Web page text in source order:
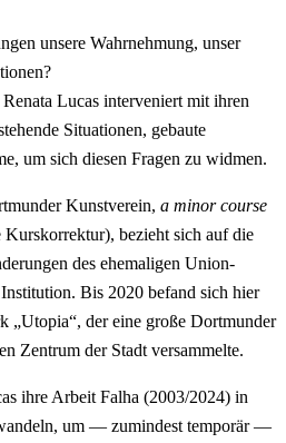
unsere Wahrnehmung, unser
Lucas interveniert mit ihren
Situationen, gebaute
um sich diesen Fragen zu widmen.
Kunstverein, a minor course
bezieht sich auf die
des ehemaligen Union-
Bis 2020 befand sich hier
„Utopia“, der eine große Dortmunder
Zentrum der Stadt versammelte.
ihre Arbeit Falha (2003/2024) in
um — zumindest temporär —